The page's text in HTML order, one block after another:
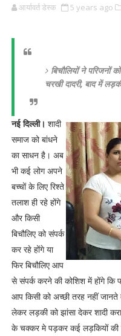
आर्यावर्त डेस्क 5 years ago
बिचौलियों ने परिजनों
चरखी दादरी, बाद में
नई दिल्ली। शादी
समाज को बांधने
का साधन है। अब
भी कई लोग अपने
बच्चों के लिए रिश्ते
तलाश ही रहे होंगे
और किसी
बिचौलिए को संपर्क
कर रहे होंगे या
फिर बिचौलिए आप
से संपर्क करने की कोशिश में होंगे कि
आप किसी को अच्छी तरह नहीं जानते
लेकर लड़की को झांसा देकर शादी
के चक्कर मे पड़कर कई लड़कियों की